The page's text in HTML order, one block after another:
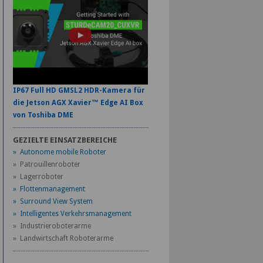
IP67 Full HD GMSL2 HDR-Kamera für
die Jetson AGX Xavier™ Edge AI Box
von Toshiba DME
GEZIELTE EINSATZBEREICHE
» Autonome mobile Roboter
» Patrouillenroboter
» Lagerroboter
» Flottenmanagement
» Surround View System
» Intelligentes Verkehrsmanagement
» Industrieroboterarme
» Landwirtschaft Roboterarme